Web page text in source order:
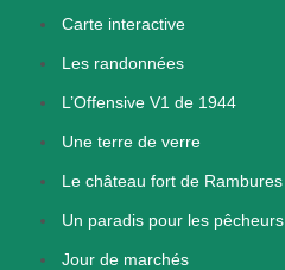
Carte interactive
Les randonnées
L’Offensive V1 de 1944
Une terre de verre
Le château fort de Rambures
Un paradis pour les pêcheurs
Jour de marchés